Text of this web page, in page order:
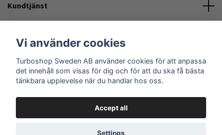
Kundtjänst
Social Media
© 2026 Turboshop Sweden AB
Vi använder cookies
Turboshop Sweden AB använder cookies för att anpassa
det innehåll som visas för dig och för att du ska få bästa
tänkbara upplevelse när du handlar hos oss.
Accept all
Settings